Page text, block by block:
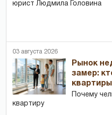
юрист Людмила Головина
03 августа 2026
Рынок
замер:
квартиры
Почему
квартиру